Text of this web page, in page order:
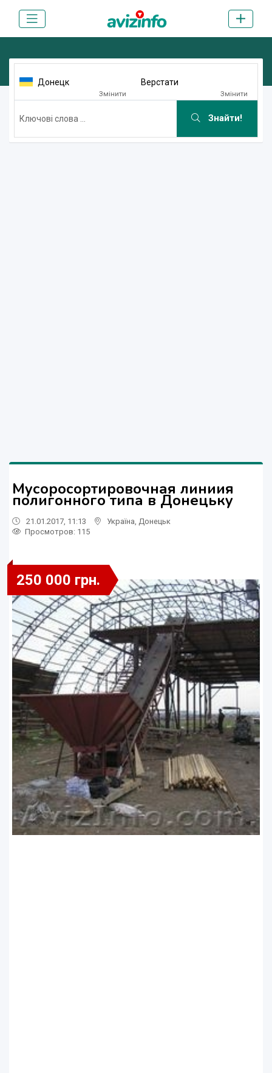
Донецк
Змінити
Верстати
Змінити
Знайти!
Мусоросортировочная линиия
полигонного типа в Донецьку
21.01.2017, 11:13 Україна Донецьк
Просмотров: 115
250 000 грн.